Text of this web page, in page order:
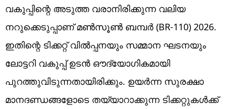
വകുപ്പിന്റെ അടുത്ത വരാനിരിക്കുന്ന വലിയ
നറുക്കെടുപ്പാണ് മൺസൂൺ ബമ്പർ (BR-110) 2026.
ഇതിന്റെ ടിക്കറ്റ് വിൽപ്പനയും സമ്മാന ഘടനയും
ലോട്ടറി വകുപ്പ് ഉടൻ ഔദ്യോഗികമായി
പുറത്തുവിടുന്നതായിരിക്കും. ഉയർന്ന സുരക്ഷാ
മാനദണ്ഡങ്ങളോടെ തയ്യാറാക്കുന്ന ടിക്കറ്റുകൾക്ക്